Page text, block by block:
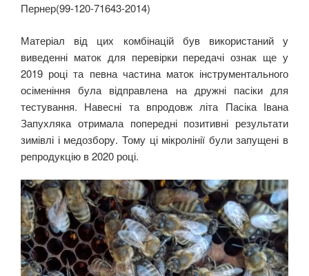
Пернер(99-120-71643-2014)
Матеріал від цих комбінацій був використаний у
виведенні маток для перевірки передачі ознак ще у
2019 році та певна частина маток інструментального
осіменіння була відправлена на дружні пасіки для
тестування. Навесні та впродовж літа Пасіка Івана
Запухляка отримала попередні позитивні результати
зимівлі і медозбору. Тому ці мікролінії були запущені в
репродукцію в 2020 році.